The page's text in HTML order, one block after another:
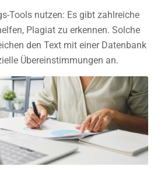
Tools nutzen: Es gibt zahlreiche
Plagiat zu erkennen. Solche
den Text mit einer Datenbank
Übereinstimmungen an.